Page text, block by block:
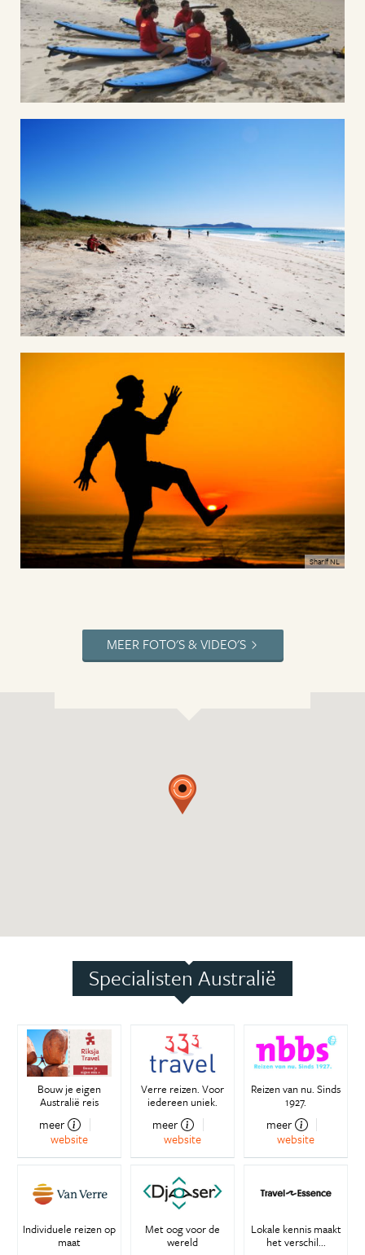
Sharíf NL
MEER FOTO'S & VIDEO'S
Specialisten Australië
Bouw je eigen
Australië reis
meer
website
Verre reizen. Voor
iedereen uniek.
meer
website
Reizen van nu. Sinds
1927.
meer
website
Individuele reizen op
maat
Met oog voor de
wereld
Lokale kennis maakt
het verschil...